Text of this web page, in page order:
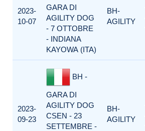
2023-
10-07
GARA DI
AGILITY DOG
- 7 OTTOBRE
- INDIANA
KAYOWA (ITA)
BH-
AGILITY
2023-
09-23
BH -
GARA DI
AGILITY DOG
CSEN - 23
SETTEMBRE -
BH-
AGILITY